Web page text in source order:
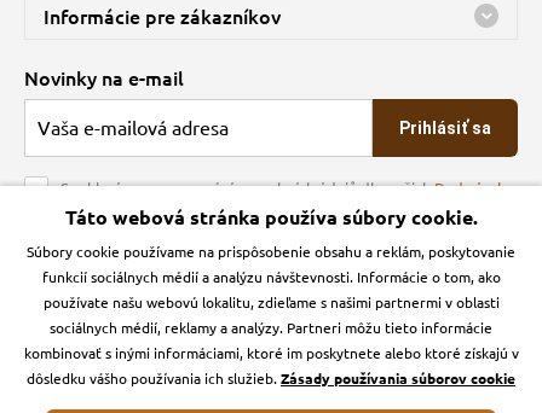
Predajňa a sklad Kbely
Bohužiaľ, momentálne máme zatvorené
Informácie pre zákazníkov
O spoločnosti
Veľkoobchod
Obchodné podmienky
Kontakt
Podmienky ochrany osobných údajov
Zásady používanie cookies a Google Analytics
Novinky na e-mail
Prihlásiť sa
Souhlasím se zpracováním osobních údajů dle našichPodmínek
ochrany osobních údajů
Krmiva Pučálka na sociálnych sieťach
Instagran Facebook
Táto webová stránka používa súbory cookie.
Súbory cookie používame na prispôsobenie obsahu a reklám, poskytovanie
funkcií sociálnych médií a analýzu návštevnosti. Informácie o tom, ako
používate našu webovú lokalitu, zdieľame s našimi partnermi v oblasti
sociálnych médií, reklamy a analýzy. Partneri môžu tieto informácie
kombinovať s inými informáciami, ktoré im poskytnete alebo ktoré získajú v
dôsledku vášho používania ich služieb.Zásady používania súborov cookie